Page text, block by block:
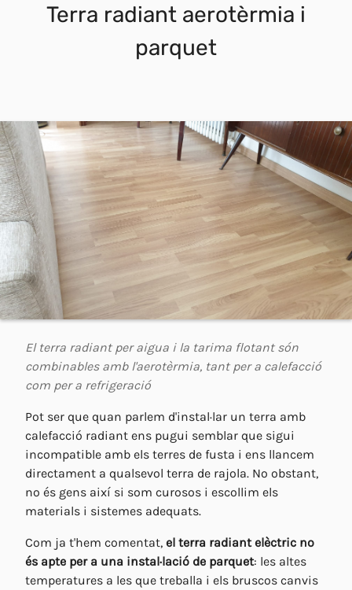
Terra radiant aerotèrmia i
parquet
El terra radiant per aigua i la tarima flotant són
combinables amb l'aerotèrmia, tant per a calefacció
com per a refrigeració
Pot ser que quan parlem d'instal·lar un terra amb
calefacció radiant ens pugui semblar que sigui
incompatible amb els terres de fusta i ens llancem
directament a qualsevol terra de rajola. No obstant,
no és gens així si som curosos i escollim els
materials i sistemes adequats.
Com ja t'hem comentat, el terra radiant elèctric no
és apte per a una instal·lació de parquet: les altes
temperatures a les que treballa i els bruscos canvis